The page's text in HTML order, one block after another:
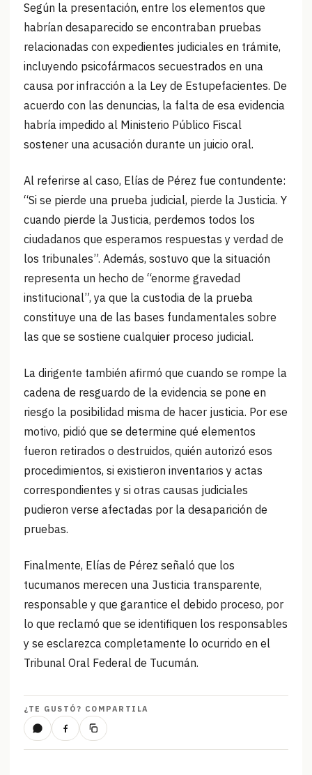
Según la presentación, entre los elementos que
habrían desaparecido se encontraban pruebas
relacionadas con expedientes judiciales en trámite,
incluyendo psicofármacos secuestrados en una
causa por infracción a la Ley de Estupefacientes. De
acuerdo con las denuncias, la falta de esa evidencia
habría impedido al Ministerio Público Fiscal
sostener una acusación durante un juicio oral.
Al referirse al caso, Elías de Pérez fue contundente:
“Si se pierde una prueba judicial, pierde la Justicia. Y
cuando pierde la Justicia, perdemos todos los
ciudadanos que esperamos respuestas y verdad de
los tribunales”. Además, sostuvo que la situación
representa un hecho de “enorme gravedad
institucional”, ya que la custodia de la prueba
constituye una de las bases fundamentales sobre
las que se sostiene cualquier proceso judicial.
La dirigente también afirmó que cuando se rompe la
cadena de resguardo de la evidencia se pone en
riesgo la posibilidad misma de hacer justicia. Por ese
motivo, pidió que se determine qué elementos
fueron retirados o destruidos, quién autorizó esos
procedimientos, si existieron inventarios y actas
correspondientes y si otras causas judiciales
pudieron verse afectadas por la desaparición de
pruebas.
Finalmente, Elías de Pérez señaló que los
tucumanos merecen una Justicia transparente,
responsable y que garantice el debido proceso, por
lo que reclamó que se identifiquen los responsables
y se esclarezca completamente lo ocurrido en el
Tribunal Oral Federal de Tucumán.
¿TE GUSTÓ? COMPARTILA